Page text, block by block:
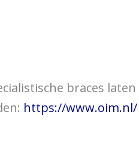
braces
https://www.oim.nl/